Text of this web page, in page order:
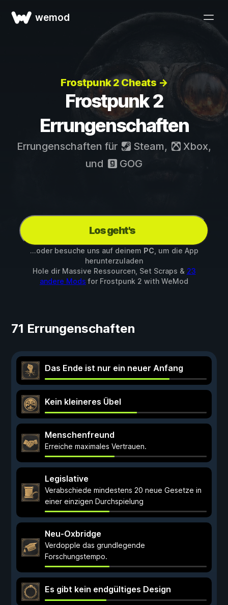
wemod
Frostpunk 2 Cheats →
Frostpunk 2
Errungenschaften
Errungenschaften für Steam, Xbox,
und
GOG
Los geht's
...oder besuche uns auf deinem PC , um die App
herunterzuladen
Hole dir Massive Ressourcen, Set Scraps & 23
andere Mods for Frostpunk 2 with WeMod
71 Errungenschaften
Das Ende ist nur ein neuer Anfang
Kein kleineres Übel
Menschenfreund
Erreiche maximales Vertrauen.
Legislative
Verabschiede mindestens 20 neue Gesetze in
einer einzigen Durchspielung
Neu-Oxbridge
Verdopple das grundlegende
Forschungstempo.
Es gibt kein endgültiges Design